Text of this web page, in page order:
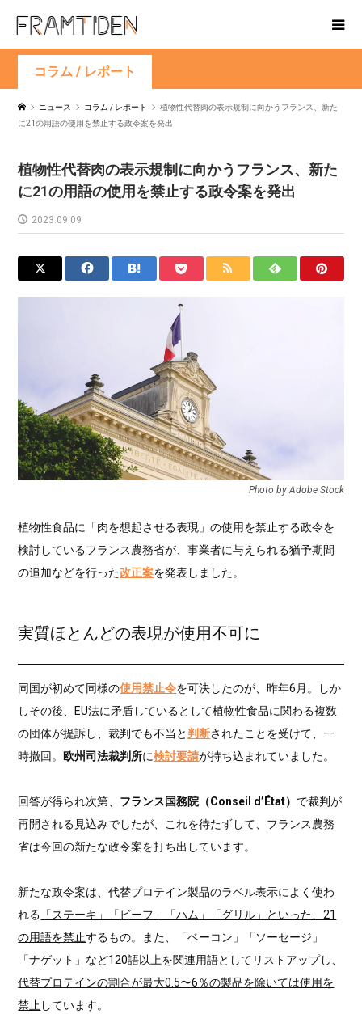
コラム / レポート
ニュース コラム / レポート
植物性代替肉の表示規制に向かうフランス、新た
に21の用語の使用を禁止する政令案を発出
植物性代替肉の表示規制に向かうフランス、新た
に21の用語の使用を禁止する政令案を発出
2023.09.09
Photo by Adobe Stock
植物性食品に「肉を想起させる表現」の使用を禁止する政令を
検討しているフランス農務省が、事業者に与えられる猶予期間
の追加などを行った改正案を発表しました。
実質ほとんどの表現が使用不可に
同国が初めて同様の使用禁止令を可決したのが、昨年6月。しか
しその後、EU法に矛盾しているとして植物性食品に関わる複数
の団体が提訴し、裁判でも不当と 判断されたことを受けて、一
時撤回。 欧州司法裁判所に検討要請が持ち込まれていました。
回答が得られ次第、 フランス国務院（Conseil d’État） で裁判が
再開される見込みでしたが、これを待たずして、フランス農務
省は今回の新たな政令案を打ち出しています。
新たな政令案は、代替プロテイン製品のラベル表示によく使わ
れる 「ステーキ」「ビーフ」「ハム」「グリル」といった、21
の用語を禁止するもの。また、「ベーコン」「ソーセージ」
「ナゲット」など120語以上を関連用語としてリストアップし、
代替プロテインの割合が最大0.5〜6％の製品を除いては使用を
禁止 しています。